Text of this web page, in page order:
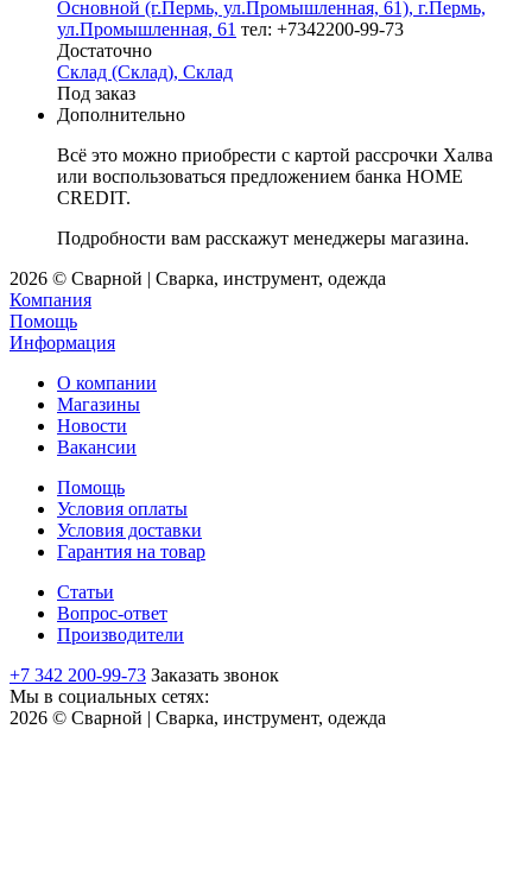
Основной (г.Пермь, ул.Промышленная, 61), г.Пермь,
ул.Промышленная, 61 тел: +7342200-99-73
Достаточно
Склад (Склад), Склад
Под заказ
Дополнительно
Всё это можно приобрести с картой рассрочки Халва
или воспользоваться предложением банка HOME
CREDIT.
Подробности вам расскажут менеджеры магазина.
2026 © Сварной | Сварка, инструмент, одежда
Компания
Помощь
Информация
О компании
Магазины
Новости
Вакансии
Помощь
Условия оплаты
Условия доставки
Гарантия на товар
Статьи
Вопрос-ответ
Производители
+7 342 200-99-73 Заказать звонок
Мы в социальных сетях:
2026 © Сварной | Сварка, инструмент, одежда